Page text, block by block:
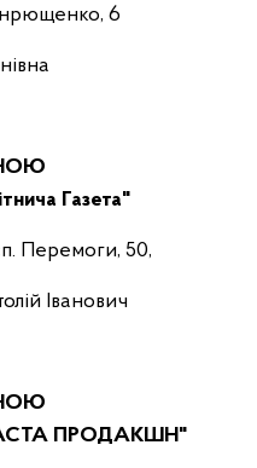
6
Газета"
Перемоги, 50,
Іванович
ПРОДАКШН"